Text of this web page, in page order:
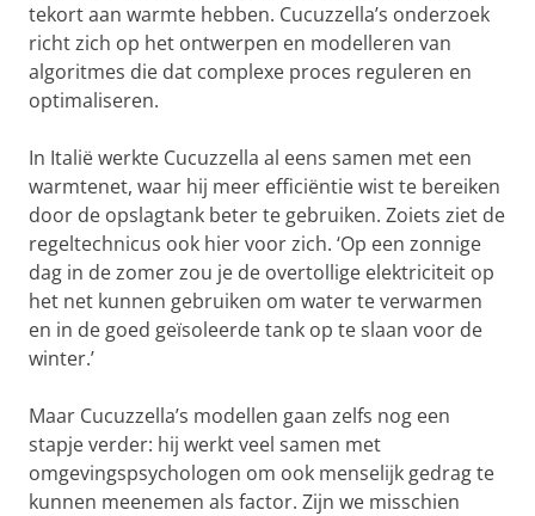
tekort aan warmte hebben. Cucuzzella’s onderzoek
richt zich op het ontwerpen en modelleren van
algoritmes die dat complexe proces reguleren en
optimaliseren.
In Italië werkte Cucuzzella al eens samen met een
warmtenet, waar hij meer efficiëntie wist te bereiken
door de opslagtank beter te gebruiken. Zoiets ziet de
regeltechnicus ook hier voor zich. ‘Op een zonnige
dag in de zomer zou je de overtollige elektriciteit op
het net kunnen gebruiken om water te verwarmen
en in de goed geïsoleerde tank op te slaan voor de
winter.’
Maar Cucuzzella’s modellen gaan zelfs nog een
stapje verder: hij werkt veel samen met
omgevingspsychologen om ook menselijk gedrag te
kunnen meenemen als factor. Zijn we misschien